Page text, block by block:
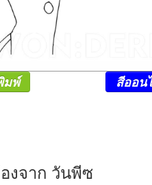
มพ์ สีออน
งจาก วันพีซ